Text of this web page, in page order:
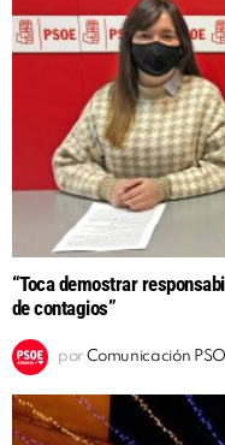
“Toca demostrar
de contagios”
por Comunicación